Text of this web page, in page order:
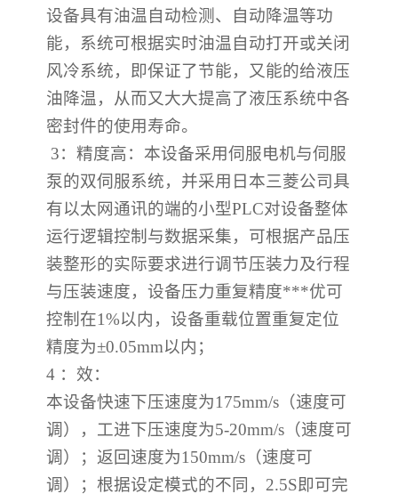
设备具有油温自动检测、自动降温等功
能，系统可根据实时油温自动打开或关闭
风冷系统，即保证了节能，又能的给液压
油降温，从而又大大提高了液压系统中各
密封件的使用寿命。
3：精度高：本设备采用伺服电机与伺服
泵的双伺服系统，并采用日本三菱公司具
有以太网通讯的端的小型PLC对设备整体
运行逻辑控制与数据采集，可根据产品压
装整形的实际要求进行调节压装力及行程
与压装速度，设备压力重复精度***优可
控制在1%以内，设备重载位置重复定位
精度为±0.05mm以内；
4 ：效：
本设备快速下压速度为175mm/s （速度可
调），工进下压速度为5-20mm/s （速度可
调）；返回速度为150mm/s （速度可
调）；根据设定模式的不同， 2.5S即可完